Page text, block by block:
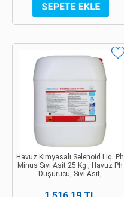
Havuz Kimyasalı Selenoid Liq. Ph
Minus Sıvı Asit 25 Kg., Havuz Ph
Düşürücü, Sıvı Asit,